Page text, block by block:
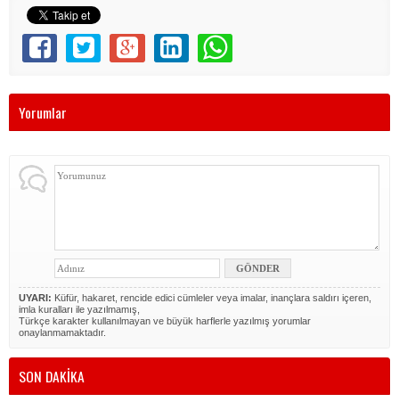
Yorumlar
UYARI: Küfür, hakaret, rencide edici cümleler veya imalar, inançlara saldırı içeren,
imla kuralları ile yazılmamış,
Türkçe karakter kullanılmayan ve büyük harflerle yazılmış yorumlar
onaylanmamaktadır.
SON DAKİKA